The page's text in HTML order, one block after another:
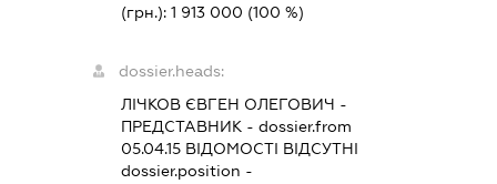
(грн.):1 913 000 (100 %)
dossier.heads:
ЛІЧКОВ ЄВГЕН ОЛЕГОВИЧ -
ПРЕДСТАВНИК - dossier.from
05.04.15 ВІДОМОСТІ ВІДСУТНІ
dossier.position -